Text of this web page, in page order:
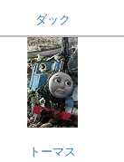
ダック
トーマス